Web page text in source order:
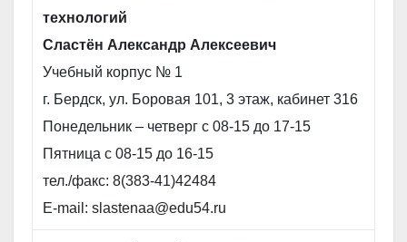
технологий
Сластён Александр Алексеевич
Учебный корпус № 1
г. Бердск, ул. Боровая 101, 3 этаж, кабинет 316
Понедельник – четверг с 08-15 до 17-15
Пятница с 08-15 до 16-15
тел./факс: 8(383-41)42484
E-mail: slastenaa@edu54.ru